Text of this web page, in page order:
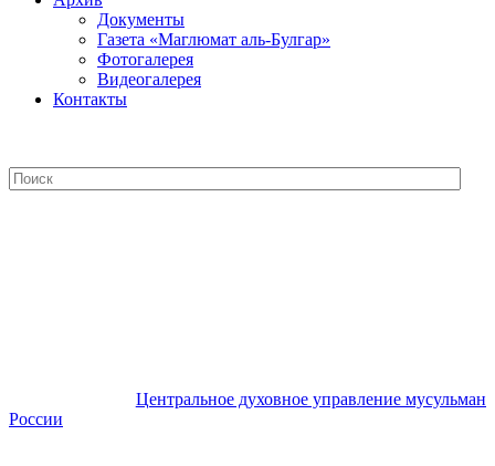
Документы
Газета «Маглюмат аль-Булгар»
Фотогалерея
Видеогалерея
Контакты
Центральное духовное управление мусульман
России